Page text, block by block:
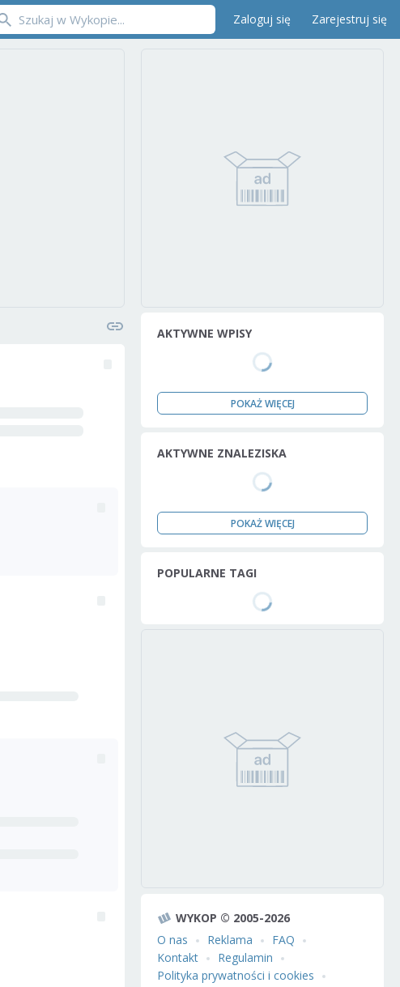
Zaloguj się Zarejestruj się
AKTYWNE WPISY
POKAŻ WIĘCEJ
AKTYWNE ZNALEZISKA
POKAŻ WIĘCEJ
POPULARNE TAGI
WYKOP © 2005-2026
O nas
Reklama
FAQ
Kontakt
Regulamin
Polityka prywatności i cookies